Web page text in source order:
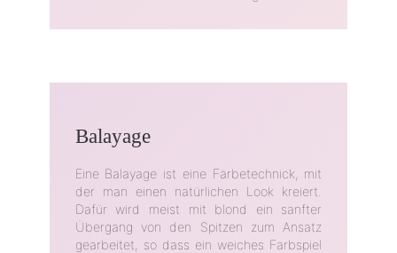
Balayage
Eine Balayage ist eine Färbetechnick, mit
der man einen natürlichen Look kreiert.
Dafür wird meist mit blond ein sanfter
Übergang von den Spitzen zum Ansatz
gearbeitet, so dass ein weiches Farbspiel